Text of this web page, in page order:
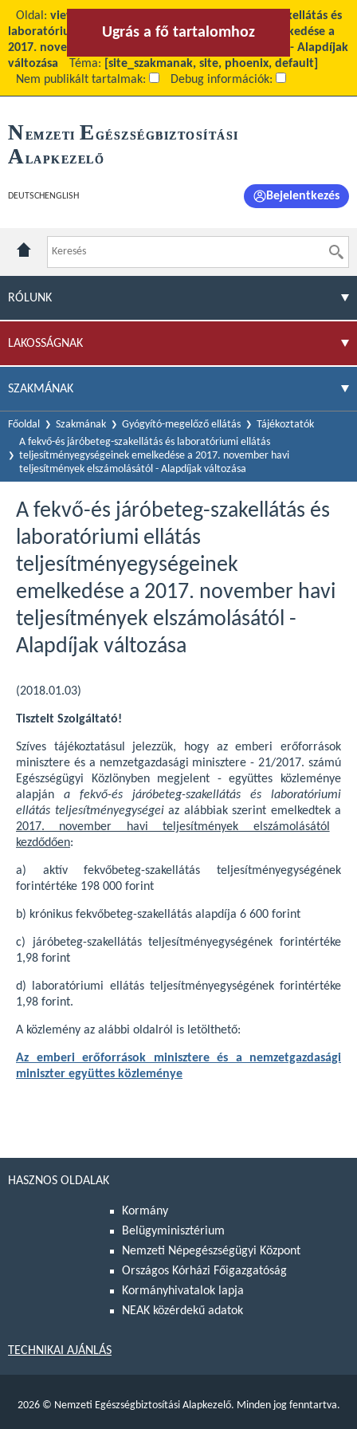
Oldal: view
A fekvő-és járóbeteg-szakellátás és
laboratóriumi ellátás teljesítményegységeinek emelkedése a
2017. november havi teljesítmények elszámolásától - Alapdíjak
változása
Téma:
[site_szakmanak, site, phoenix, default]
Nem publikált tartalmak:
Debug információk:
Ugrás a menühöz
Ugrás a fő tartalomhoz
NEMZETI E GÉSZSÉGBIZTOSÍTÁSI
ALAPKEZELŐ
DEUTSCH ENGLISH Bejelentkezés
RÓLUNK
LAKOSSÁGNAK
SZAKMÁNAK
Főoldal Szakmának Gyógyító-megelőző ellátás
Tájékoztatók
A fekvő-és járóbeteg-szakellátás és laboratóriumi ellátás
teljesítményegységeinek emelkedése a 2017. november havi
teljesítmények elszámolásától - Alapdíjak változása
A fekvő-és járóbeteg-szakellátás és
laboratóriumi ellátás
teljesítményegységeinek
emelkedése a 2017. november havi
teljesítmények elszámolásától -
Alapdíjak változása
(2018.01.03)
Tisztelt Szolgáltató!
Szíves tájékoztatásul jelezzük, hogy az emberi erőforrások
minisztere és a nemzetgazdasági minisztere - 21/2017. számú
Egészségügyi Közlönyben megjelent - együttes közleménye
alapján a fekvő-és járóbeteg-szakellátás és laboratóriumi
ellátás teljesítményegységei az alábbiak szerint emelkedtek a
2017. november havi teljesítmények elszámolásától
kezdődően:
a) aktív fekvőbeteg-szakellátás teljesítményegységének
forintértéke 198 000 forint
b) krónikus fekvőbeteg-szakellátás alapdíja 6 600 forint
c) járóbeteg-szakellátás teljesítményegységének forintértéke
1,98 forint
d) laboratóriumi ellátás teljesítményegységének forintértéke
1,98 forint.
A közlemény az alábbi oldalról is letölthető:
Az emberi erőforrások minisztere és a nemzetgazdasági
miniszter együttes közleménye
HASZNOS OLDALAK
Kormány
Belügyminisztérium
Nemzeti Népegészségügyi Központ
Országos Kórházi Főigazgatóság
Kormányhivatalok lapja
NEAK közérdekű adatok
TECHNIKAI AJÁNLÁS
2026 © Nemzeti Egészségbiztosítási Alapkezelő. Minden jog fenntartva.